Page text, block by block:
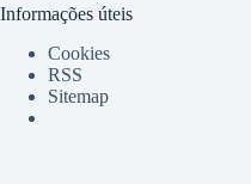
Informações úteis
Cookies
RSS
Sitemap